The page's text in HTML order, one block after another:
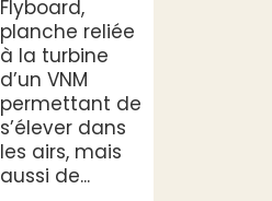
Flyboard,
planche reliée
à la turbine
d’un VNM
permettant de
s’élever dans
les airs, mais
aussi de...